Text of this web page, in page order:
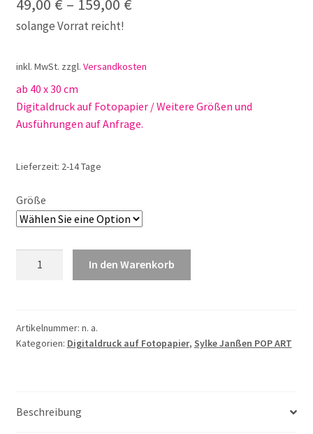
49,00 € – 159,00 €
solange Vorrat reicht!
inkl. MwSt. zzgl. Versandkosten
ab 40 x 30 cm
Digitaldruck auf Fotopapier / Weitere Größen und
Ausführungen auf Anfrage.
Lieferzeit: 2-14 Tage
Größe
13
Menge
In den Warenkorb
Artikelnummer: n. a.
Kategorien: Digitaldruck auf Fotopapier, Sylke Janßen POP ART
Beschreibung